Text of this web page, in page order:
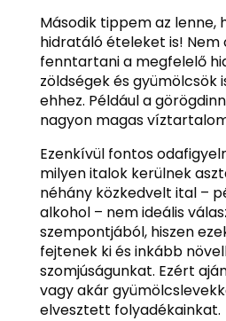
Második tippem az lenne,
hidratáló ételeket is! Nem
fenntartani a megfelelő
zöldségek és gyümölcsök
ehhez. Például a
nagyon magas
Ezenkívül fontos
milyen italok kerülnek
néhány közkedvelt ital –
alkohol – nem ideális
szempontjából, hiszen
fejtenek ki és inkább
szomjúságunkat. Ezért
vagy akár
elvesztett folyadékainkat.